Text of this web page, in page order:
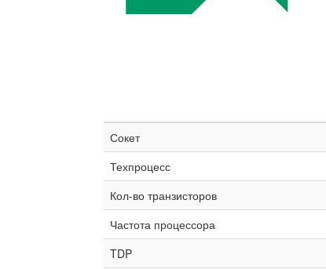
Сокет
Техпроцесс
Кол-во транзисторов
Частота процессора
TDP